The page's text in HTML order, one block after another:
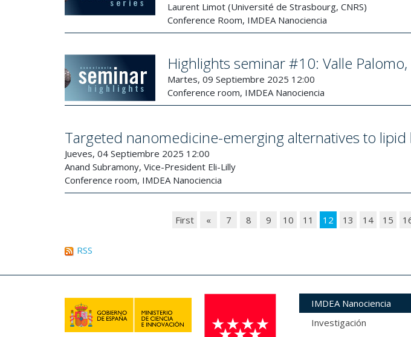
Laurent Limot (Université de Strasbourg, CNRS)
Conference Room, IMDEA Nanociencia
Highlights seminar #10: Valle Palomo,
Martes, 09 Septiembre 2025 12:00
Conference room, IMDEA Nanociencia
Targeted nanomedicine-emerging alternatives to lipid
Jueves, 04 Septiembre 2025 12:00
Anand Subramony, Vice-President Eli-Lilly
Conference room, IMDEA Nanociencia
First « 7 8 9 10 11 12 13 14 15
RSS
IMDEA Nanociencia
Investigación